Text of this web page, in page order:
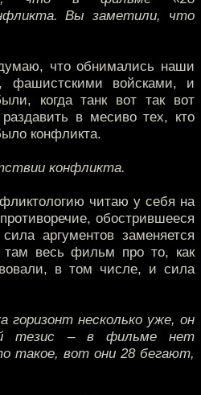
Вы заметили, что
что обнимались наши
фашистскими войсками, и
когда танк вот так вот
в месиво тех, кто
конфликта.
конфликта.
читаю у себя на
обострившееся
аргументов заменяется
весь фильм про то, как
в том числе, и сила
горизонт несколько уже, он
тезис – в фильме нет
такое, вот они 28 бегают,